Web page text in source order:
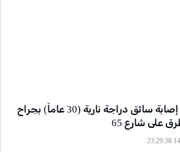
مفترق وادي عارة: إصابة سائق دراجة نارية (30 عاماً) بجراح
على شارع 65